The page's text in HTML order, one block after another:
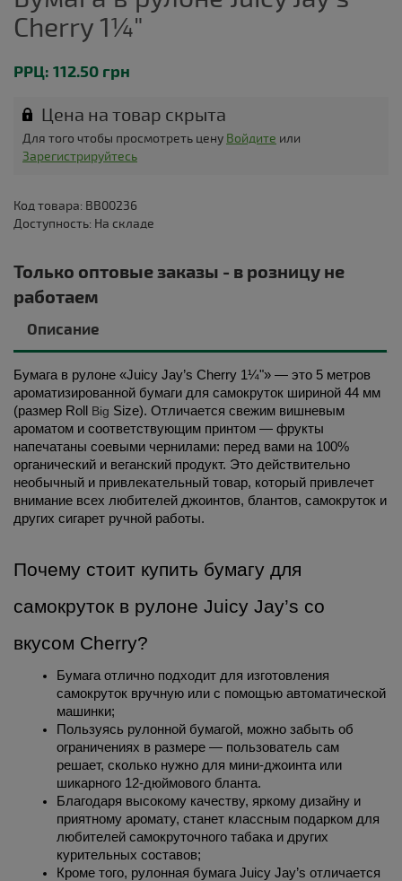
Cherry 1¼"
РРЦ: 112.50 грн
Цена на товар скрыта
Для того чтобы просмотреть цену Войдите или
Зарегистрируйтесь
Код товара: BB00236
Доступность: На складе
Только оптовые заказы - в розницу не
работаем
Описание
Бумага в рулоне «Juicy Jay’s Cherry 1¼"» — это 5 метров
ароматизированной бумаги для самокруток шириной 44 мм
(размер Roll Big Size). Отличается свежим вишневым
ароматом и соответствующим принтом — фрукты
напечатаны соевыми чернилами: перед вами на 100%
органический и веганский продукт. Это действительно
необычный и привлекательный товар, который привлечет
внимание всех любителей джоинтов, блантов, самокруток и
других сигарет ручной работы.
Почему стоит купить бумагу для
самокруток в рулоне Juicy Jay’s со
вкусом Cherry?
Бумага отлично подходит для изготовления
самокруток вручную или с помощью автоматической
машинки;
Пользуясь рулонной бумагой, можно забыть об
ограничениях в размере — пользователь сам
решает, сколько нужно для мини-джоинта или
шикарного 12-дюймового бланта.
Благодаря высокому качеству, яркому дизайну и
приятному аромату, станет классным подарком для
любителей самокруточного табака и других
курительных составов;
Кроме того, рулонная бумага Juicy Jay’s отличается